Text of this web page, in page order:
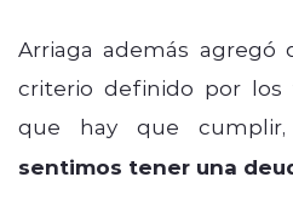
Arriaga además agregó
criterio definido por los
que hay que
sentimos tener una